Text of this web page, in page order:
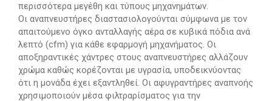
περισσότερα μεγέθη και τύπους μηχανημάτων.
Οι αναπνευστήρες διαστασιολογούνται σύμφωνα με τον
απαιτούμενο όγκο ανταλλαγής αέρα σε κυβικά πόδια ανά
λεπτό (cfm) για κάθε εφαρμογή μηχανήματος. Οι
αποξηραντικές χάντρες στους αναπνευστήρες αλλάζουν
χρώμα καθώς κορέζονται με υγρασία, υποδεικνύοντας
ότι η μονάδα έχει εξαντληθεί. Οι αφυγραντήρες αναπνοής
χρησιμοποιούν μέσα φιλτραρίσματος για την